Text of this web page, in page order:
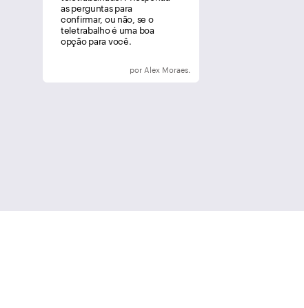
as perguntas para
confirmar, ou não, se o
teletrabalho é uma boa
opção para você.
por Alex Moraes.